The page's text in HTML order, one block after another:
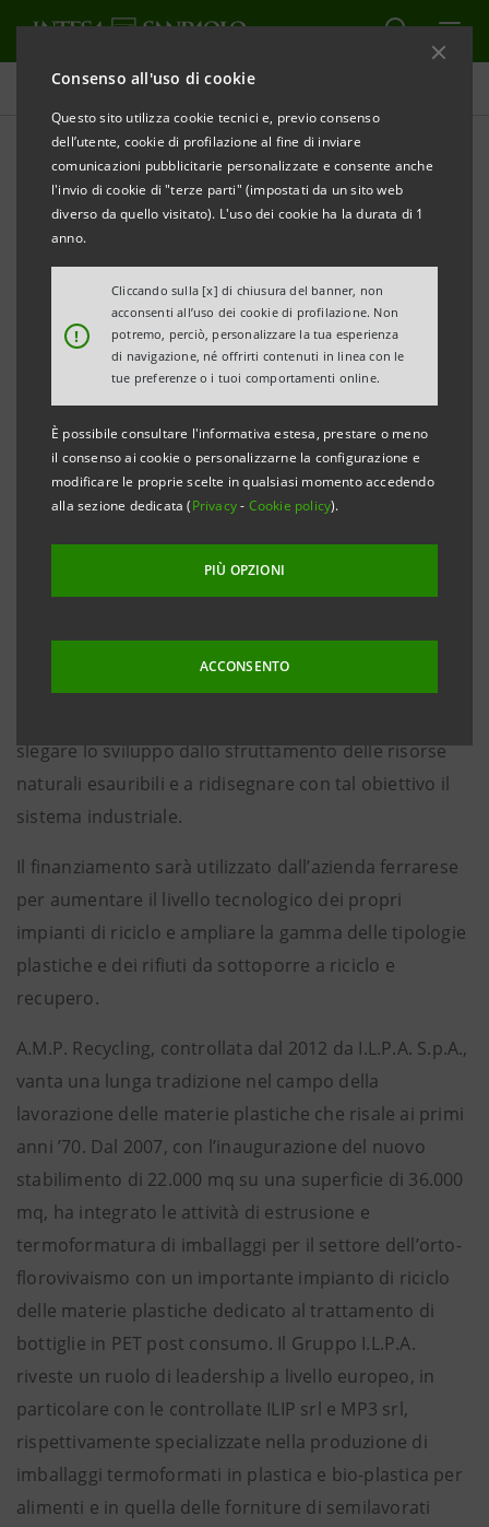
Consenso all'uso di cookie
Questo sito utilizza cookie tecnici e, previo consenso
dell’utente, cookie di profilazione al fine di inviare
comunicazioni pubblicitarie personalizzate e consente anche
l'invio di cookie di "terze parti" (impostati da un sito web
diverso da quello visitato). L'uso dei cookie ha la durata di 1
anno.
!
Cliccando sulla [x] di chiusura del banner, non
acconsenti all’uso dei cookie di profilazione. Non
potremo, perciò, personalizzare la tua esperienza
di navigazione, né offrirti contenuti in linea con le
tue preferenze o i tuoi comportamenti online.
È possibile consultare l'informativa estesa, prestare o meno
il consenso ai cookie o personalizzarne la configurazione e
modificare le proprie scelte in qualsiasi momento accedendo
alla sezione dedicata (Privacy- Cookie policy).
PIÙ OPZIONI
ACCONSENTO
Comunicati stampa
STAMPA AGGIORNA
A.M.P. RECYCLING: 5,5 MILIONI DI EURO DA INTESA
SANPAOLO PER PROGETTI DI ECONOMIA
CIRCOLARE
• Obiettivo del finanziamento supportare
l’avanzamento tecnologico degli impianti e
l’ampliamento delle tipologie di materiale
• L’operazione rientra nel plafond da 6 miliardi di
euro per la circular economy messo a disposizione
del mondo delle imprese da Intesa Sanpaolo
slegare lo sviluppo dallo sfruttamento delle risorse
naturali esauribili e a ridisegnare con tal obiettivo il
sistema industriale.
Il finanziamento sarà utilizzato dall’azienda ferrarese
per aumentare il livello tecnologico dei propri
impianti di riciclo e ampliare la gamma delle tipologie
plastiche e dei rifiuti da sottoporre a riciclo e
recupero.
A.M.P. Recycling, controllata dal 2012 da I.L.P.A. S.p.A.,
vanta una lunga tradizione nel campo della
lavorazione delle materie plastiche che risale ai primi
anni ’70. Dal 2007, con l’inaugurazione del nuovo
stabilimento di 22.000 mq su una superficie di 36.000
mq, ha integrato le attività di estrusione e
termoformatura di imballaggi per il settore dell’orto-
florovivaismo con un importante impianto di riciclo
delle materie plastiche dedicato al trattamento di
bottiglie in PET post consumo. Il Gruppo I.L.P.A.
riveste un ruolo di leadership a livello europeo, in
particolare con le controllate ILIP srl e MP3 srl,
rispettivamente specializzate nella produzione di
imballaggi termoformati in plastica e bio-plastica per
alimenti e in quella delle forniture di semilavorati